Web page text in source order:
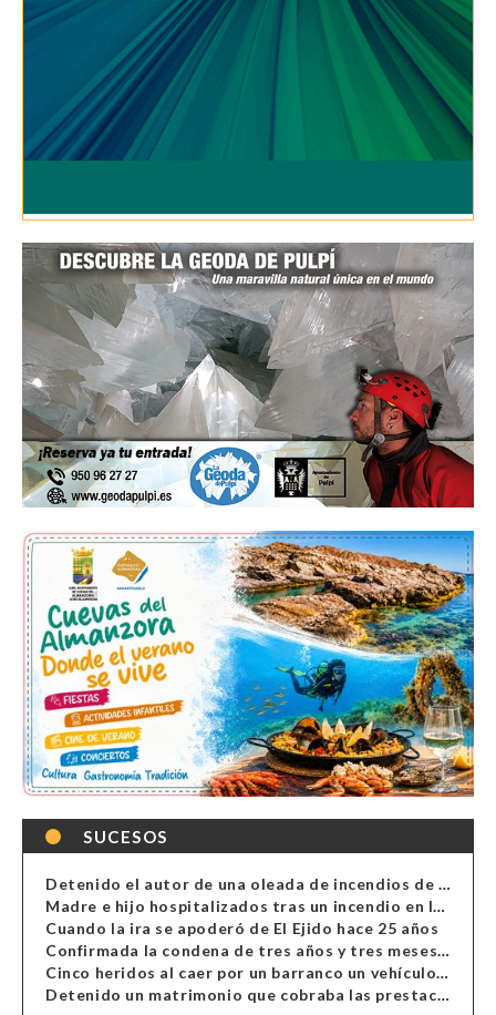
SUCESOS
Detenido el autor de una oleada de incendios de contenedores en Almería
Madre e hijo hospitalizados tras un incendio en la cocina de una vivienda en Almería
Cuando la ira se apoderó de El Ejido hace 25 años
Confirmada la condena de tres años y tres meses al hombre de Antas acusado de xenofobia
Cinco heridos al caer por un barranco un vehículo en Alcolea
Detenido un matrimonio que cobraba las prestaciones de ilegales en Almería, Granada, Málaga, Huelva y Murcia